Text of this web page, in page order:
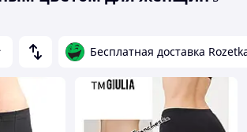
Бесплатная доставка